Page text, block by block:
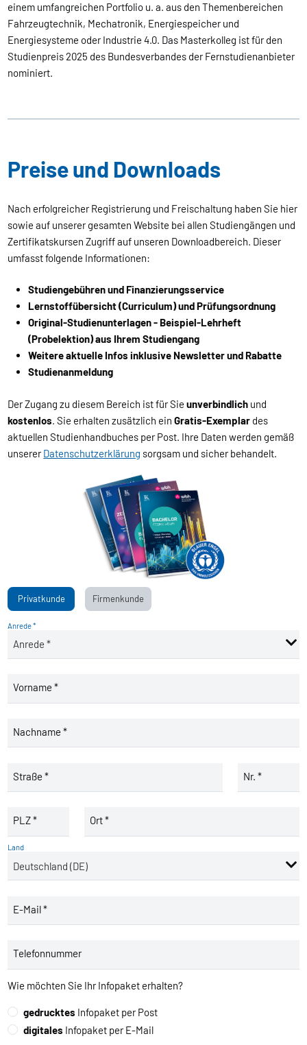
einem umfangreichen Portfolio u. a. aus den Themenbereichen
Fahrzeugtechnik, Mechatronik, Energiespeicher und
Energiesysteme oder Industrie 4.0. Das Masterkolleg ist für den
Studienpreis 2025 des Bundesverbandes der Fernstudienanbieter
nominiert.
Preise und Downloads
Nach erfolgreicher Registrierung und Freischaltung haben Sie hier
sowie auf unserer gesamten Website bei allen Studiengängen und
Zertifikatskursen Zugriff auf unseren Downloadbereich. Dieser
umfasst folgende Informationen:
Studiengebühren und Finanzierungsservice
Lernstoffübersicht (Curriculum) und Prüfungsordnung
Original-Studienunterlagen - Beispiel-Lehrheft
(Probelektion) aus Ihrem Studiengang
Weitere aktuelle Infos inklusive Newsletter und Rabatte
Studienanmeldung
Der Zugang zu diesem Bereich ist für Sieunverbindlich und
kostenlos . Sie erhalten zusätzlich einGratis-Exemplar des
aktuellen Studienhandbuches per Post. Ihre Daten werden gemäß
unsererDatenschutzerklärung sorgsam und sicher behandelt.
Privatkunde Firmenkunde
Anrede *
Vorname *
Nachname *
Straße * Nr. *
PLZ * Ort *
Land
E-Mail *
Telefonnummer
Wie möchten Sie Ihr Infopaket erhalten?
gedrucktes Infopaket per Post
digitales Infopaket per E-Mail